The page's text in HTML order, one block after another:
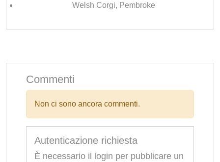
Welsh Corgi, Pembroke
Commenti
Non ci sono ancora commenti.
Autenticazione richiesta
È necessario il login per pubblicare un